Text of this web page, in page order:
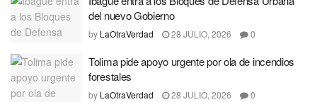
del nuevo Gobierno
by LaOtraVerdad 28 JULIO, 2026 0
Tolima pide apoyo urgente por ola de incendios
forestales
by LaOtraVerdad 28 JULIO, 2026 0